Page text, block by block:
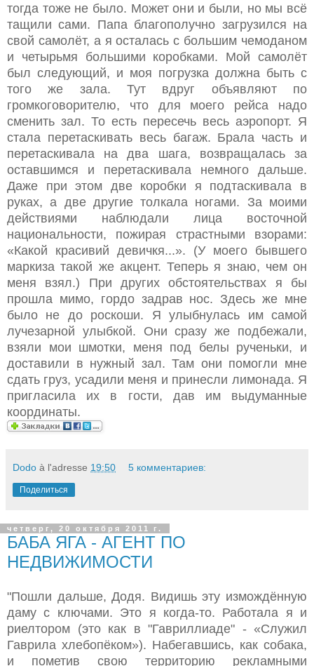
тогда тоже не было. Может они и были, но мы всё
тащили сами. Папа благополучно загрузился на
свой самолёт, а я осталась с большим чемоданом
и четырьмя большими коробками. Мой самолёт
был следующий, и моя погрузка должна быть с
того же зала. Тут вдруг объявляют по
громкоговорителю, что для моего рейса надо
сменить зал. То есть пересечь весь аэропорт. Я
стала перетаскивать весь багаж. Брала часть и
перетаскивала на два шага, возвращалась за
оставшимся и перетаскивала немного дальше.
Даже при этом две коробки я подтаскивала в
руках, а две другие толкала ногами. За моими
действиями наблюдали лица восточной
национальности, пожирая страстными взорами:
«Какой красивий девичкя...». (У моего бывшего
маркиза такой же акцент. Теперь я знаю, чем он
меня взял.) При других обстоятельствах я бы
прошла мимо, гордо задрав нос. Здесь же мне
было не до роскоши. Я улыбнулась им самой
лучезарной улыбкой. Они сразу же подбежали,
взяли мои шмотки, меня под белы рученьки, и
доставили в нужный зал. Там они помогли мне
сдать груз, усадили меня и принесли лимонада. Я
пригласила их в гости, дав им выдуманные
координаты.
Dodo à l'adresse 19:50 5 комментариев:
Поделиться
четверг, 20 октября 2011 г.
БАБА ЯГА - АГЕНТ ПО
НЕДВИЖИМОСТИ
"Пошли дальше, Додя. Видишь эту измождённую
даму с ключами. Это я когда-то. Работала я и
риелтором (это как в "Гавриллиаде" - «Служил
Гаврила хлебопёком»). Набегавшись, как собака,
и пометив свою территорию рекламными